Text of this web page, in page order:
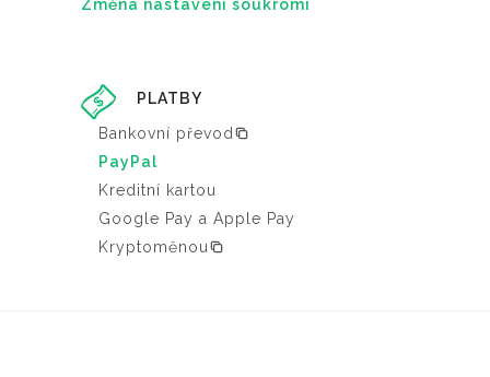
Změna nastavení soukromí
PLATBY
Bankovní převod
PayPal
Kreditní kartou
Google Pay a Apple Pay
Kryptoměnou